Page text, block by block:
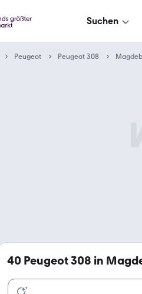
Suchen
Peugeot Peugeot 308
40 Peugeot 308 in